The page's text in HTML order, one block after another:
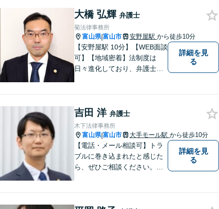
交渉などの代理人活動を行い
ます。顧問契約先の法律相
談、個人の方の法律相談対応
も。
大橋 弘輝 弁護士
菊法律事務所
富山県|富山市 安野屋駅 から徒歩10分
【安野屋駅 10分】【WEB面談
可】【地域密着】法制度は
日々進化しており、弁護士に
の声にしっかり耳を傾ける姿
勢は変わりません。
詳細を見
る
吉田 洋 弁護士
木下法律事務所
富山県|富山市 大手モール駅 から徒歩10分
【電話・メール相談可】トラ
ブルに巻き込まれたと感じた
ら、ぜひご相談ください。離
詳細を見
る